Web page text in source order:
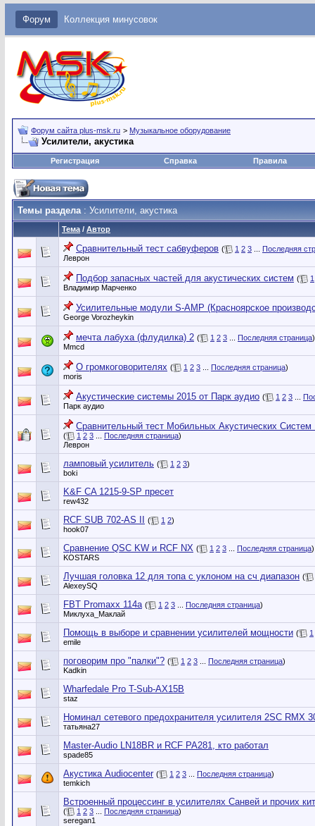
Форум Коллекция минусовок
Форум сайта plus-msk.ru > Музыкальное оборудование
Усилители, акустика
Регистрация Справка Правила
Темы раздела: Усилители, акустика
Тема / Автор
Сравнительный тест сабвуферов ( 1 2 3
Последняя
Леврон
Подбор запасных частей для акустических систем (
1
Владимир Марченко
Усилительные модули S-AMP (Красноярское
George Vorozheykin
мечта лабуха (флудилка) 2 ( 1 2 3 Последняя страница)
Mmcd
О громкоговорителях ( 1 2 3 Последняя страница)
moris
Акустические системы 2015 от Парк аудио ( 1 2 3
Парк аудио
Сравнительный тест Мобильных Акустических Систем
( 1 2 3 Последняя страница)
Леврон
ламповый усилитель ( 1 2 3)
boki
K&F CA 1215-9-SP пресет
rew432
RCF SUB 702-AS II ( 1 2)
hook07
Сравнение QSC KW и RCF NX ( 1 2 3 Последняя страница)
KOSTARS
Лучшая головка 12 для топа с уклоном на сч диапазон (
AlexeySQ
FBT Promaxx 114a ( 1 2 3 Последняя страница)
Миклуха_Маклай
Помощь в выборе и сравнении усилителей мощности (
1
emile
поговорим про "палки"? ( 1 2 3 Последняя страница)
Kadkin
Wharfedale Pro T-Sub-AX15B
staz
Номинал сетевого предохранителя усилителя 2SC RMX
татьяна27
Master-Audio LN18BR и RCF PA281, кто работал
spade85
Акустика Audiocenter ( 1 2 3 Последняя страница)
temkich
Встроенный процессинг в усилителях Санвей и прочих
( 1 2 3 Последняя страница)
seregan1